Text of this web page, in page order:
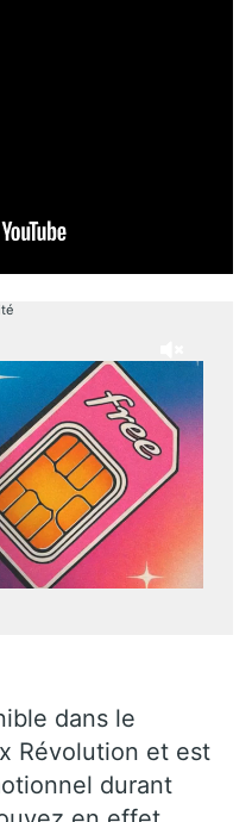
dans le
Révolution et est
durant